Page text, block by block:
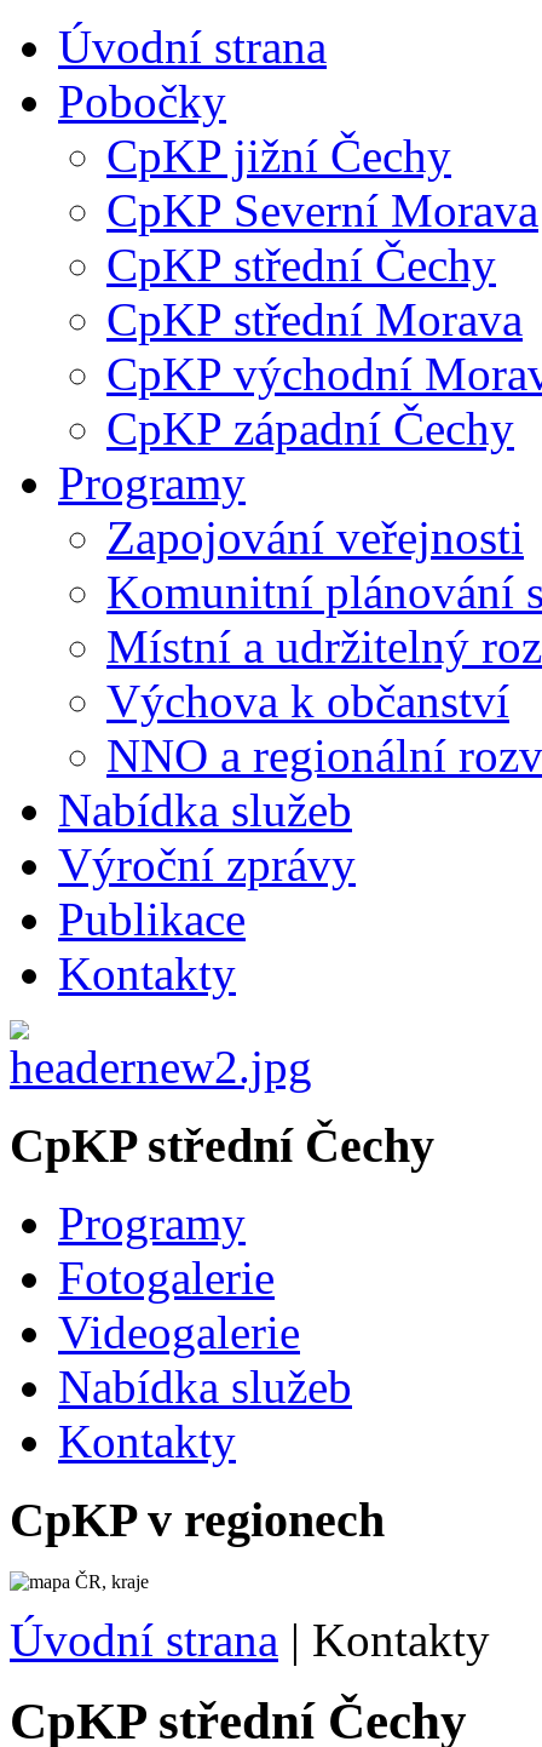
Úvodní strana
Pobočky
CpKP jižní Čechy
CpKP Severní Morava
CpKP střední Čechy
CpKP střední Morava
CpKP východní
CpKP západní Čechy
Programy
Zapojování veřejnosti
Komunitní plánování
Místní a udržitelný
Výchova k občanství
NNO a regionální
Nabídka služeb
Výroční zprávy
Publikace
Kontakty
CpKP střední Čechy
Programy
Fotogalerie
Videogalerie
Nabídka služeb
Kontakty
CpKP v regionech
Úvodní strana | Kontakty
CpKP střední Čechy